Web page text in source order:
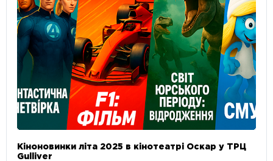
Кіноновинки літа 2025 в кінотеатрі Оскар у ТРЦ
Gulliver